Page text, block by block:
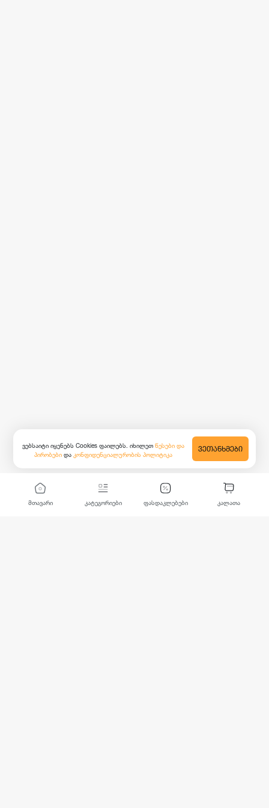
მთავარი კატეგორიები ფასდაკლებები კალათა
ვებსაიტი იყენებს Cookies ფაილებს. იხილეთ წესები და
პირობები და კონფიდენციალურობის პოლიტიკა
ᲕᲔᲗᲐᲜᲮᲛᲔᲑᲘ